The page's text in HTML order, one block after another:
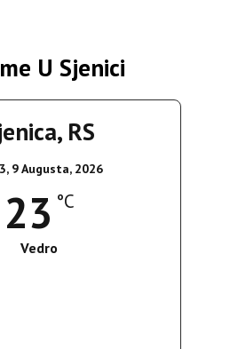
U Sjenici
RS
9 Augusta, 2026
23 °C
Vedro